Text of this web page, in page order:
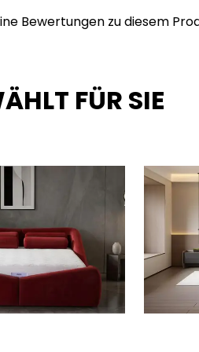
Bewertungen zu diesem
FÜR SIE